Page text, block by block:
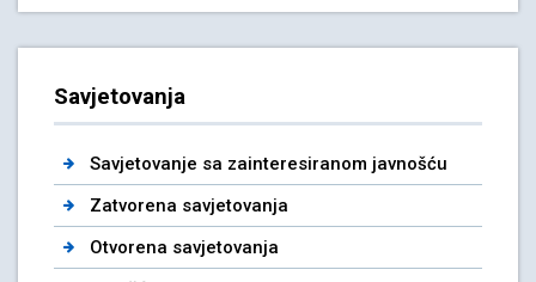
Savjetovanja
Savjetovanje sa zainteresiranom javnošću
Zatvorena savjetovanja
Otvorena savjetovanja